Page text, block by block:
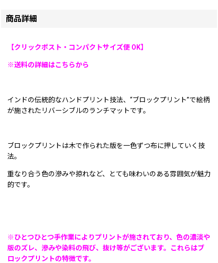
商品詳細
【クリックポスト・コンパクトサイズ便 OK】
※送料の詳細はこちらから
インドの伝統的なハンドプリント技法、“ブロックプリント”で絵柄
が施されたリバーシブルのランチマットです。
ブロックプリントは木で作られた版を一色ずつ布に押していく技
法。
重なり合う色の滲みや掠れなど、とても味わいのある雰囲気が魅力
的です。
※ひとつひとつ手作業によりプリントが施されており、色の濃淡や
版のズレ、滲みや染料の飛び、抜け等がございます。これらはブ
ロックプリントの特徴です。